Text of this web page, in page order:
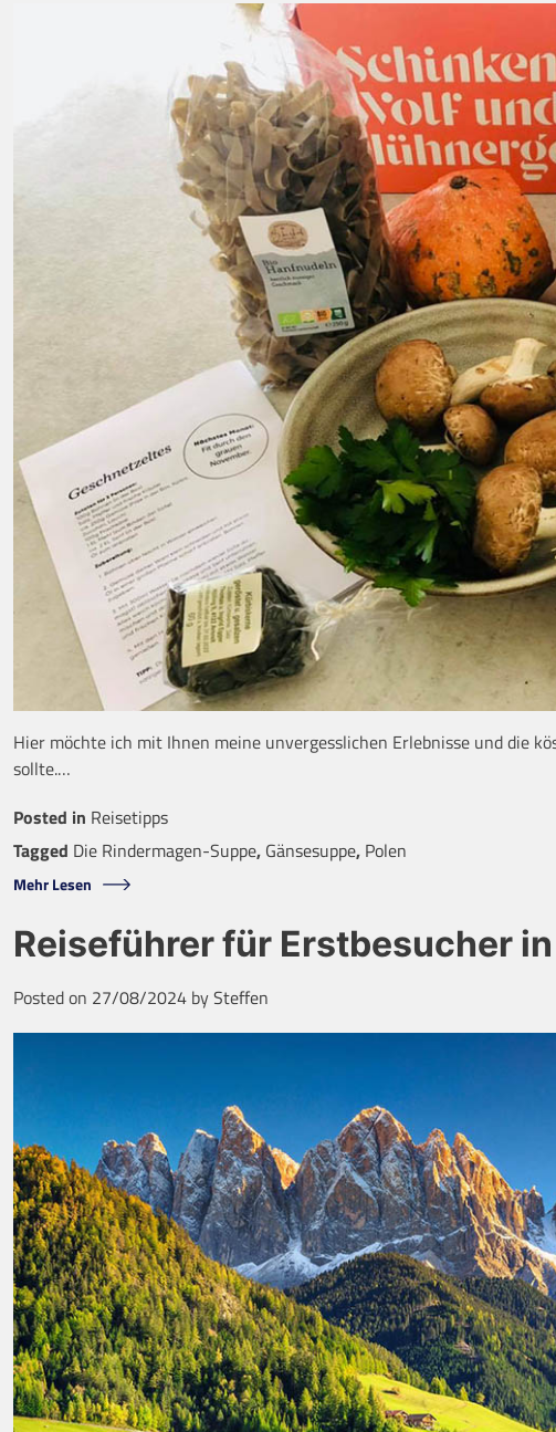
Hier möchte ich mit Ihnen meine unvergesslichen Erlebnisse und die
sollte.…
Posted in Reisetipps
Tagged Die Rindermagen-Suppe, Gänsesuppe, Polen
Mehr Lesen
Reiseführer für Erstbesucher
Posted on 27/08/2024 bySteffen